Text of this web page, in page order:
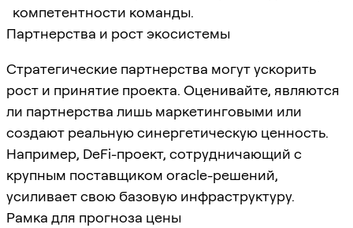
компетентности команды.
Партнерства и рост экосистемы
Стратегические партнерства могут ускорить
рост и принятие проекта. Оценивайте, являются
ли партнерства лишь маркетинговыми или
создают реальную синергетическую ценность.
Например, DeFi-проект, сотрудничающий с
крупным поставщиком oracle-решений,
усиливает свою базовую инфраструктуру.
Рамка для прогноза цены